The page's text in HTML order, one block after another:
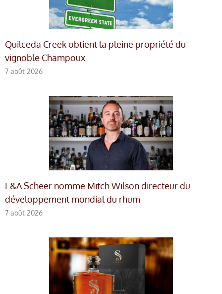
Quilceda Creek obtient la pleine propriété du
vignoble Champoux
7 août 2026
E&A Scheer nomme Mitch Wilson directeur du
développement mondial du rhum
7 août 2026